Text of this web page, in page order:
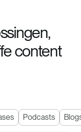
content
Podcasts